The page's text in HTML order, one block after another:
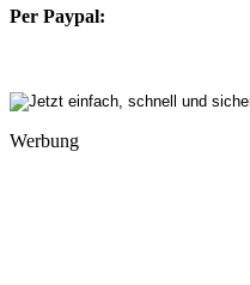
Per Paypal:
Werbung